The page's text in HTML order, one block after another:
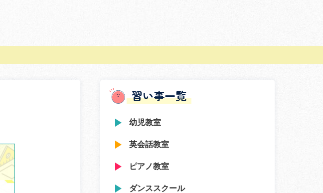
習い事一覧
幼児教室
英会話教室
ピアノ教室
ダンススクール